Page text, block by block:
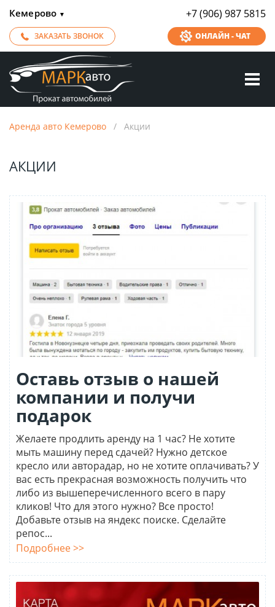
Кемерово ▼ +7 (906) 987 5815
ЗАКАЗАТЬ ЗВОНОК ОНЛАЙН - ЧАТ
Аренда авто Кемерово / Акции
АКЦИИ
Оставь отзыв о нашей
компании и получи
подарок
Желаете продлить аренду на 1 час? Не хотите
мыть машину перед сдачей? Нужно детское
кресло или авторадар, но не хотите оплачивать? У
вас есть прекрасная возможность получить что
либо из вышеперечисленного всего в пару
кликов! Что для этого нужно? Все просто!
Добавьте отзыв на яндекс поиске. Сделайте
репос...
Подробнее >>